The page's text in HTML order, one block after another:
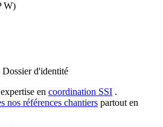
W)
d'identité
en coordination SSI .
nos références chantiers partout en